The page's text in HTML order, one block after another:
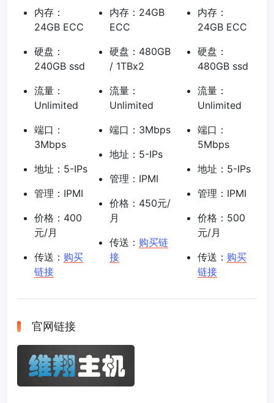
内存：
24GB ECC
硬盘：
240GB ssd
流量：
Unlimited
端口：
3Mbps
地址：5-IPs
管理：IPMI
价格：400
元/月
传送： 购买
链接
内存：24GB
ECC
硬盘：480GB
/ 1TBx2
流量：
Unlimited
端口：3Mbps
地址：5-IPs
管理：IPMI
价格：450元/
月
传送： 购买链
接
内存：
24GB ECC
硬盘：
480GB ssd
流量：
Unlimited
端口：
5Mbps
地址：5-IPs
管理：IPMI
价格：500
元/月
传送： 购买
链接
官网链接